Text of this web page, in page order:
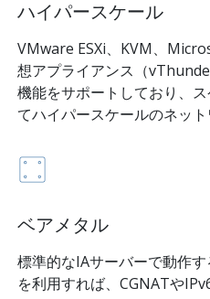
ハイパースケール
VMware ESXi、KVM、
想アプライアンス（
機能をサポートしており、
てハイパースケールのネット
ベアメタル
標準的なIAサーバーで動作
を利用すれば、CGNATや